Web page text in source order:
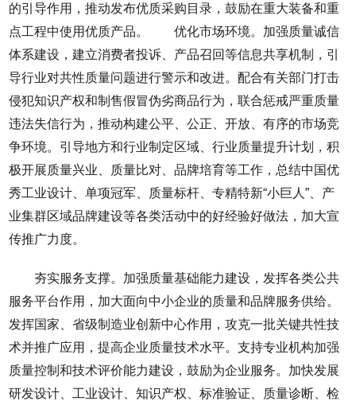
的引导作用，推动发布优质采购目录，鼓励在重大装备和重
点工程中使用优质产品。 优化市场环境。加强质量诚信
体系建设，建立消费者投诉、产品召回等信息共享机制，引
导行业对共性质量问题进行警示和改进。配合有关部门打击
侵犯知识产权和制售假冒伪劣商品行为，联合惩戒严重质量
违法失信行为，推动构建公平、公正、开放、有序的市场竞
争环境。引导地方和行业制定区域、行业质量提升计划，积
极开展质量兴业、质量比对、品牌培育等工作，总结中国优
秀工业设计、单项冠军、质量标杆、专精特新“小巨人”、产
业集群区域品牌建设等各类活动中的好经验好做法，加大宣
传推广力度。
夯实服务支撑。加强质量基础能力建设，发挥各类公共
服务平台作用，加大面向中小企业的质量和品牌服务供给。
发挥国家、省级制造业创新中心作用，攻克一批关键共性技
术并推广应用，提高企业质量技术水平。支持专业机构加强
质量控制和技术评价能力建设，鼓励为企业服务。加快发展
研发设计、工业设计、知识产权、标准验证、质量诊断、检